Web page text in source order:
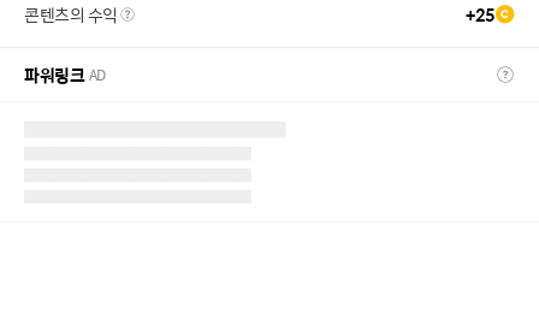
콘텐츠의 수익 +25
파워링크AD